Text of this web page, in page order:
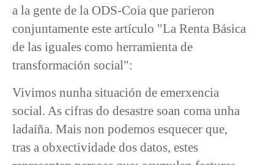
a la gente de la ODS-Coia que parieron
conjuntamente este artículo "La Renta Básica
de las iguales como herramienta de
transformación social":
Vivimos nunha situación de emerxencia
social. As cifras do desastre soan coma unha
ladaíña. Mais non podemos esquecer que,
tras a obxectividade dos datos, estes